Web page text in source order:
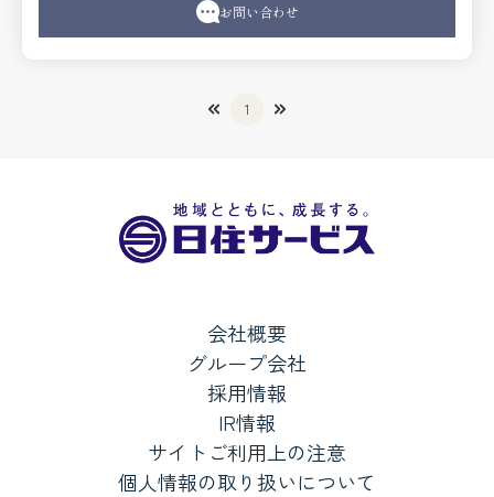
お問い合わせ
1
会社概要
グループ会社
採用情報
IR情報
サイトご利用上の注意
個人情報の取り扱いについて